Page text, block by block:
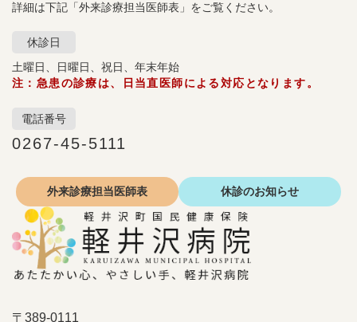
詳細は下記「外来診療担当医師表」をご覧ください。
休診日
土曜日、日曜日、祝日、年末年始
注：急患の診療は、日当直医師による対応となります。
電話番号
0267-45-5111
外来診療担当医師表 休診のお知らせ
〒389-0111